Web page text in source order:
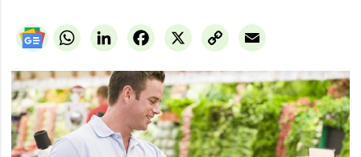
WhatsAppLinkedIn X
Facebook
Copy
Link
Email